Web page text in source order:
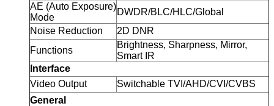
AE (Auto Exposure)
Mode
DWDR/BLC/HLC/Global
Noise Reduction
2D DNR
Functions
Brightness, Sharpness, Mirror,
Smart IR
Interface
Video Output
Switchable TVI/AHD/CVI/CVBS
General